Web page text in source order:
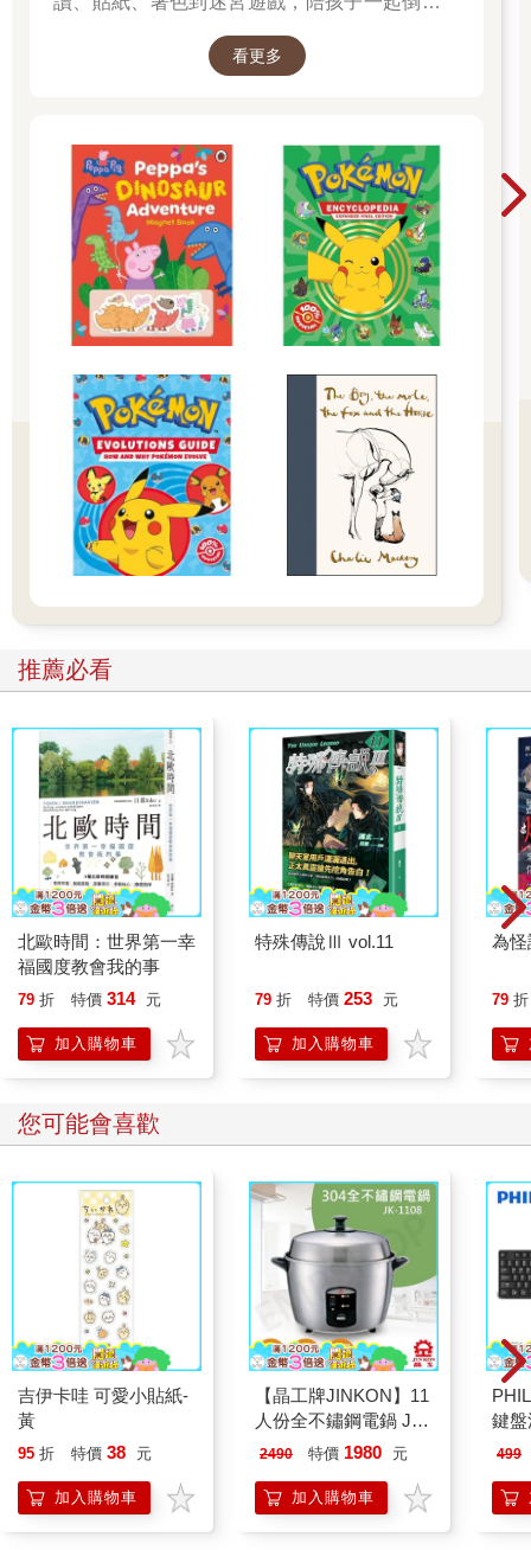
滿的驚喜與節慶溫度， Read it, Play it, Feel the
看更多
推薦必看
北歐時間：世界第一幸
福國度教會我的事
79 折 特價 314 元
加入購物車
特殊傳說Ⅲ vol.11
79 折 特價 253 元
加入購物車
為怪
79 折
您可能會喜歡
吉伊卡哇 可愛小貼紙-
黃
95 折 特價 38 元
加入購物車
【晶工牌JINKON】11
人份全不鏽鋼電鍋 JK-
1108
2490 特價 1980 元
加入購物車
鍵盤
499